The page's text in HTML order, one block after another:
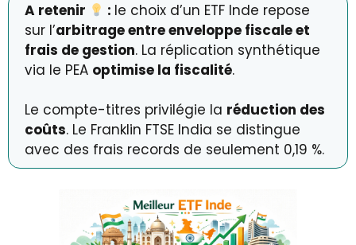
A retenir : le choix d’un ETF Inde repose
sur l’arbitrage entre enveloppe fiscale et
frais de gestion. La réplication synthétique
via le PEA optimise la fiscalité.
Le compte-titres privilégie la réduction des
coûts. Le Franklin FTSE India se distingue
avec des frais records de seulement 0,19 %.